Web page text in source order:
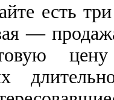
есть
—